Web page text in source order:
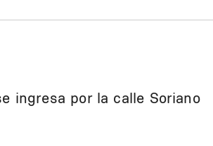
ingresa por la calle Soriano